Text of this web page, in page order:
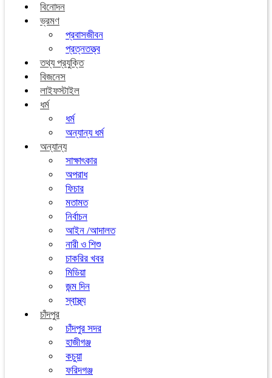
বিনোদন
ভ্রমণ
প্রবাসজীবন
প্রত্নতত্ত্ব
তথ্য প্রযুক্তি
বিজনেস
লাইফস্টাইল
ধর্ম
ধর্ম
অন্যান্য ধর্ম
অন্যান্য
সাক্ষাৎকার
অপরাধ
ফিচার
মতামত
নির্বাচন
আইন /আদালত
নারী ও শিশু
চাকরির খবর
মিডিয়া
জন্ম দিন
স্বাস্থ্য
চাঁদপুর
চাঁদপুর সদর
হাজীগঞ্জ
কচুয়া
ফরিদগঞ্জ